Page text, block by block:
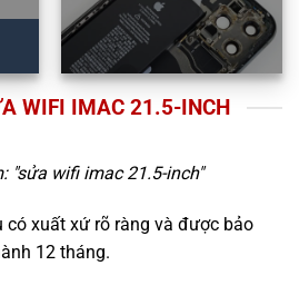
WIFI IMAC 21.5-INCH
"sửa wifi imac 21.5-inch"
có xuất xứ rõ ràng và được bảo
12 tháng.